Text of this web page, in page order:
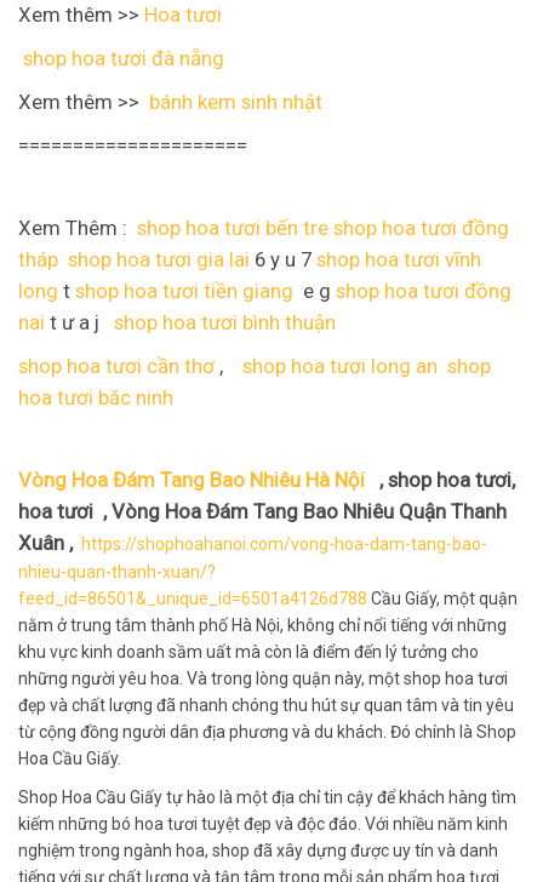
Xem thêm >> Hoa tươi
shop hoa tươi đà nẵng
Xem thêm >> bánh kem sinh nhật
=====================
Xem Thêm : shop hoa tươi bến tre shop hoa tươi đồng
tháp shop hoa tươi gia lai 6 y u 7 shop hoa tươi vĩnh
long t shop hoa tươi tiền giang e g shop hoa tươi đồng
nai t ư a j shop hoa tươi bình thuận
shop hoa tươi cần thơ , shop hoa tươi long an shop
hoa tươi băc ninh
Vòng Hoa Đám Tang Bao Nhiêu Hà Nội , shop hoa tươi,
hoa tươi , Vòng Hoa Đám Tang Bao Nhiêu Quận Thanh
Xuân , https://shophoahanoi.com/vong-hoa-dam-tang-bao-
nhieu-quan-thanh-xuan/?
feed_id=86501&_unique_id=6501a4126d788 Cầu Giấy, một quận
nằm ở trung tâm thành phố Hà Nội, không chỉ nổi tiếng với những
khu vực kinh doanh sầm uất mà còn là điểm đến lý tưởng cho
những người yêu hoa. Và trong lòng quận này, một shop hoa tươi
đẹp và chất lượng đã nhanh chóng thu hút sự quan tâm và tin yêu
từ cộng đồng người dân địa phương và du khách. Đó chính là Shop
Hoa Cầu Giấy.
Shop Hoa Cầu Giấy tự hào là một địa chỉ tin cậy để khách hàng tìm
kiếm những bó hoa tươi tuyệt đẹp và độc đáo. Với nhiều năm kinh
nghiệm trong ngành hoa, shop đã xây dựng được uy tín và danh
tiếng với sự chất lượng và tận tâm trong mỗi sản phẩm hoa tươi